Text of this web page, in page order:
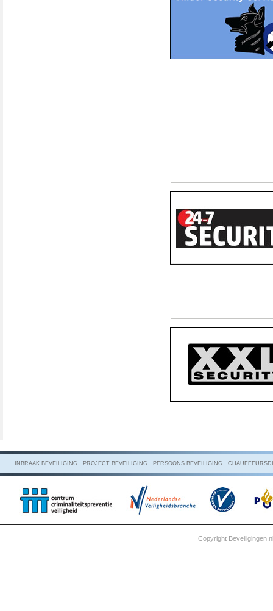
INBRAAK BEVEILIGING · PROJECT BEVEILIGING · PERSOONS BEVEILIGING ·
Copyright